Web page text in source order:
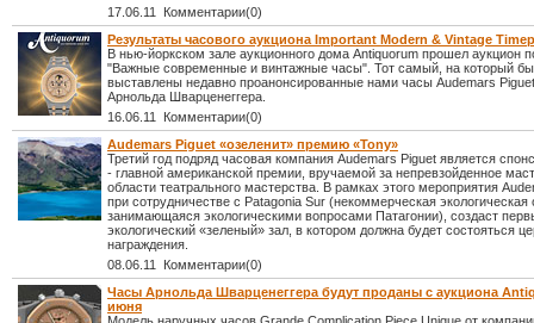
17.06.11 Комментарии(0)
Результаты часового аукциона Important Modern & Vintage
В нью-йоркском зале аукционного дома Antiquorum прошел аукцион
"Важные современные и винтажные часы". Тот самый, на который
выставлены недавно проанонсированные нами часы Audemars
Арнольда Шварценеггера.
16.06.11 Комментарии(0)
Audemars Piguet «озеленит» премию «Тоny»
Третий год подряд часовая компания Audemars Piguet является
- главной американской премии, вручаемой за непревзойденное
области театрального мастерства. В рамках этого мероприятия
при сотрудничестве с Patagonia Sur (некоммерческая экологическая
занимающаяся экологическими вопросами Патагонии), создаст
экологический «зеленый» зал, в котором должна будет состояться
награждения.
08.06.11 Комментарии(0)
Часы Арнольда Шварценеггера будут проданы с аукциона
июня